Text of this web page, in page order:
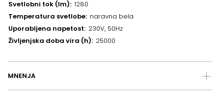
Svetlobni tok (lm) 1280
Temperatura svetlobe naravna bela
Uporabljena napetost 230V, 50Hz
Življenjska doba vira (h) 25000
MNENJA